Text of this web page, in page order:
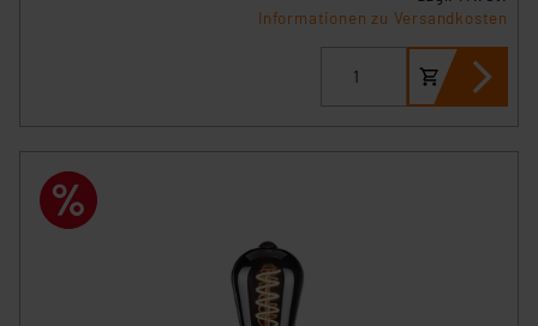
Informationen zu Versandkosten